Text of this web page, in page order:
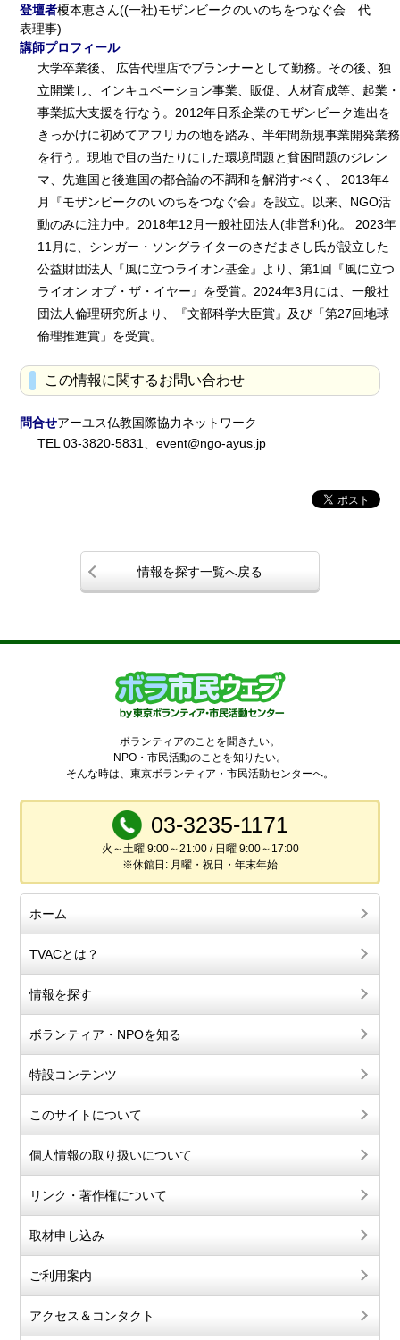
登壇者榎本恵さん((一社)モザンビークのいのちをつなぐ会 代
表理事)
講師プロフィール
大学卒業後、 広告代理店でプランナーとして勤務。その後、独
立開業し、インキュベーション事業、販促、人材育成等、起業・
事業拡大支援を行なう。2012年日系企業のモザンビーク進出を
きっかけに初めてアフリカの地を踏み、半年間新規事業開発業務
を行う。現地で目の当たりにした環境問題と貧困問題のジレン
マ、先進国と後進国の都合論の不調和を解消すべく、 2013年4
月『モザンビークのいのちをつなぐ会』を設立。以来、NGO活
動のみに注力中。2018年12月一般社団法人(非営利)化。 2023年
11月に、シンガー・ソングライターのさだまさし氏が設立した
公益財団法人『風に立つライオン基金』より、第1回『風に立つ
ライオン オブ・ザ・イヤー』を受賞。2024年3月には、一般社
団法人倫理研究所より、『文部科学大臣賞』及び「第27回地球
倫理推進賞」を受賞。
この情報に関するお問い合わせ
問合せアーユス仏教国際協力ネットワーク
TEL 03-3820-5831、event@ngo-ayus.jp
情報を探す一覧へ戻る
ボランティアのことを聞きたい。
NPO・市民活動のことを知りたい。
そんな時は、東京ボランティア・市民活動センターへ。
03-3235-1171
火～土曜 9:00～21:00 / 日曜 9:00～17:00
※休館日: 月曜・祝日・年末年始
ホーム
TVACとは？
情報を探す
ボランティア・NPOを知る
特設コンテンツ
このサイトについて
個人情報の取り扱いについて
リンク・著作権について
取材申し込み
ご利用案内
アクセス＆コンタクト